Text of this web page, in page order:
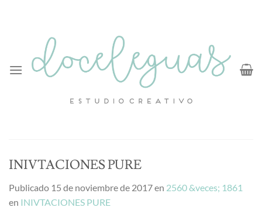
INIVTACIONES PURE
Publicado 15 de noviembre de 2017en 2560 &veces; 1861
en INIVTACIONES PURE